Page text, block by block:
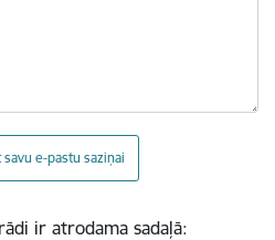
e-pastu saziņai
ir atrodama sadaļā: